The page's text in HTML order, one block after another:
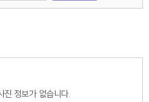
진 정보가 없습니다.